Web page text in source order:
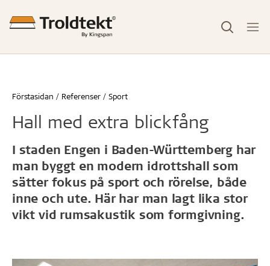
Förstasidan Referenser Sport
Hall med extra blickfång
I staden Engen i Baden-Württemberg har
man byggt en modern idrottshall som
sätter fokus på sport och rörelse, både
inne och ute. Här har man lagt lika stor
vikt vid rumsakustik som formgivning.